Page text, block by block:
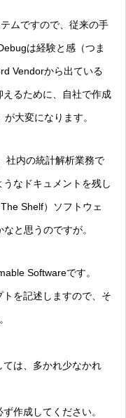
ムですので、従来の手
は経験と感（つま
Vendorから出ている
るために、自社で作成
大変になります。
社内の統計解析業務で
なドキュメントを残し
Shelf）ソフトウェ
と思うのですが。
Softwareです。
を記述しますので、そ
は、多かれ少なかれ
作成してください。